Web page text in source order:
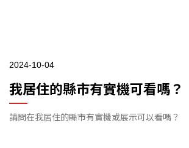
2024-10-04
我居住的縣市有實機可看嗎？
請問在我居住的縣市有實機或展示可以看嗎？